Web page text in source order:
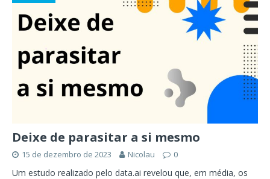
Deixe de parasitar a si mesmo
15 de dezembro de 2023 Nicolau 0
Um estudo realizado pelo data.ai revelou que, em média, os